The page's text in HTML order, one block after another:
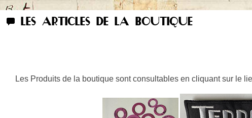
LES ARTICLES DE LA BOUTIQUE
Les Produits de la boutique sont consultables en cliquant sur le